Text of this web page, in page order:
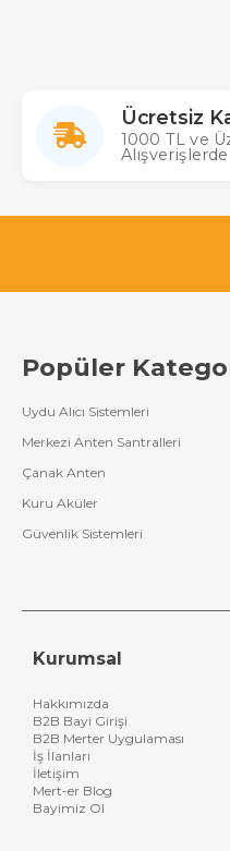
Ücretsiz
1000 TL ve
Alışverişlerde
Popüler
Uydu Alıcı Sistemleri
Merkezi Anten Santralleri
Çanak Anten
Kuru Aküler
Güvenlik Sistemleri
Kurumsal
Hakkımızda
B2B Bayi Girişi
B2B Merter Uygulaması
İş İlanları
İletişim
Mert-er Blog
Bayimiz Ol